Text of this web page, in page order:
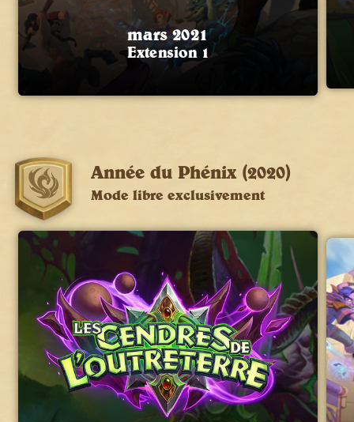
mars 2021
Extension 1
Année du Phénix (2020)
Mode libre exclusivement